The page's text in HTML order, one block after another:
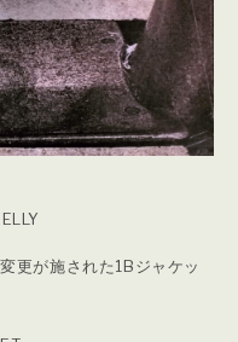
更が施された1Bジャケッ